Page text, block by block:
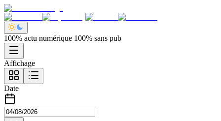
100% actu numérique 100% sans pub
Affichage
Date